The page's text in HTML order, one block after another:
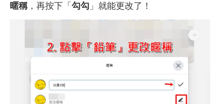
暱稱，再按下「 勾勾 」就能更改了！